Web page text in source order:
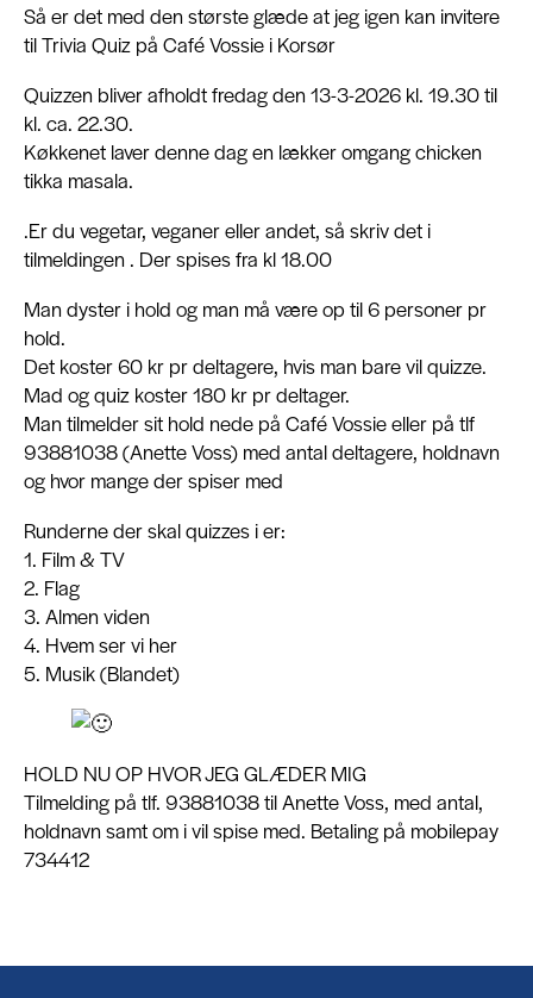
Kontakt
Så er det med den største glæde at jeg igen kan invitere
til Trivia Quiz på Café Vossie i Korsør
Quizzen bliver afholdt fredag den 13-3-2026 kl. 19.30 til
kl. ca. 22.30.
Køkkenet laver denne dag en lækker omgang chicken
tikka masala.
.Er du vegetar, veganer eller andet, så skriv det i
tilmeldingen . Der spises fra kl 18.00
Man dyster i hold og man må være op til 6 personer pr
hold.
Det koster 60 kr pr deltagere, hvis man bare vil quizze.
Mad og quiz koster 180 kr pr deltager.
Man tilmelder sit hold nede på Café Vossie eller på tlf
93881038 (Anette Voss) med antal deltagere, holdnavn
og hvor mange der spiser med
Runderne der skal quizzes i er:
1. Film & TV
2. Flag
3. Almen viden
4. Hvem ser vi her
5. Musik (Blandet)
HOLD NU OP HVOR JEG GLÆDER MIG
Tilmelding på tlf. 93881038 til Anette Voss, med antal,
holdnavn samt om i vil spise med. Betaling på mobilepay
734412